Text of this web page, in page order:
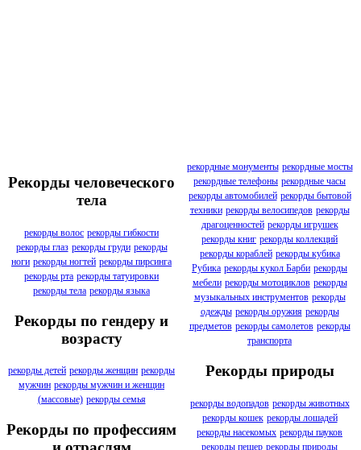
Рекорды человеческого
тела
рекорды волос рекорды гибкости
рекорды глаз рекорды груди рекорды
ноги рекорды ногтей рекорды пирсинга
рекорды рта рекорды татуировки
рекорды тела рекорды языка
Рекорды по гендеру и
возрасту
рекорды детей рекорды женщин рекорды
мужчин рекорды мужчин и женщин
(массовые) рекорды семья
Рекорды по профессиям
рекордные монументы рекордные мосты
рекордные телефоны рекордные часы
рекорды автомобилей рекорды бытовой
техники рекорды велосипедов рекорды
драгоценностей рекорды игрушек
рекорды книг рекорды коллекций
рекорды кораблей рекорды кубика
Рубика рекорды кукол Барби рекорды
мебели рекорды мотоциклов рекорды
музыкальных инструментов рекорды
одежды рекорды оружия рекорды
предметов рекорды самолетов рекорды
транспорта
Рекорды природы
рекорды водопадов рекорды животных
рекорды кошек рекорды лошадей
рекорды насекомых рекорды пауков
рекорды пещер рекорды природы